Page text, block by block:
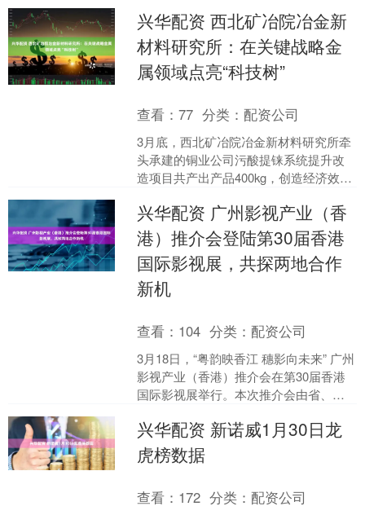
向借款人展示综合融资....
兴华配资 西北矿冶院冶金新
材料研究所：在关键战略金
属领域点亮“科技树”
查看：77 分类：配资公司
3月底，西北矿冶院冶金新材料研究所牵
头承建的铜业公司污酸提铼系统提升改
造项目共产出产品400kg，创造经济效益
门红”。 ....
兴华配资 广州影视产业（香
港）推介会登陆第30届香港
国际影视展，共探两地合作
新机
查看： 104 分类：配资公司
3月18日，“粤韵映香江 穗影向未来” 广州
影视产业（香港）推介会在第30届香港
国际影视展举行。本次推介会由省、市
建设发展机遇....
兴华配资 新诺威1月30日龙
虎榜数据
查看： 172 分类：配资公司